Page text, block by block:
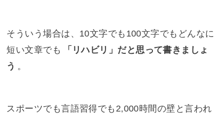
そういう場合は、10文字でも100文字でもどんなに
短い文章でも
「リハビリ」だと思って書きましょ
う 。
スポーツでも言語習得でも2,000時間の壁と言われ